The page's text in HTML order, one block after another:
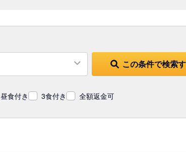
この条件で検索
昼食付き 3食付き 全額返金可